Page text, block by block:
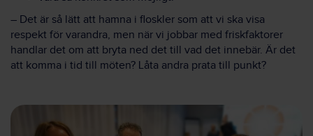
– Det är så lätt att hamna i floskler som att vi ska visa
respekt för varandra, men när vi jobbar med friskfaktorer
handlar det om att bryta ned det till vad det innebär. Är det
att komma i tid till möten? Låta andra prata till punkt?